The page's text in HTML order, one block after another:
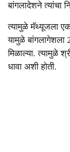
बांगलादेशने त्यांचा
त्यामुळे मॅथ्यूजला
यामुळे बांगलागेशला
मिळाल्या. त्यामुळे
धावा अशी होती.